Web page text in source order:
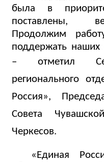
была в
поставлены,
Продолжим
поддержать наших
– отметил
регионального
Россия»,
Совета
Черкесов.
«Единая